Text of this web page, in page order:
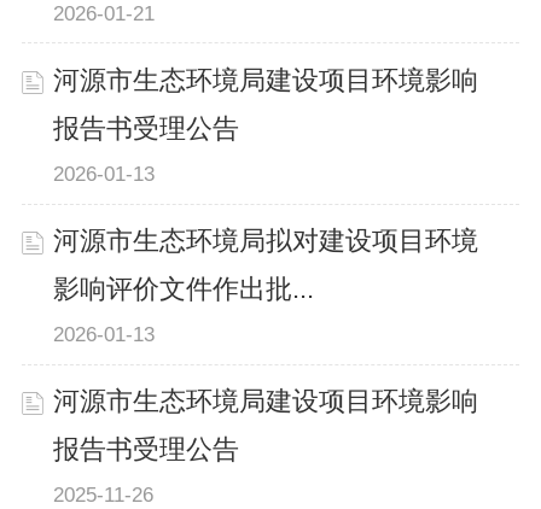
2026-01-21
河源市生态环境局建设项目环境影响
报告书受理公告
2026-01-13
河源市生态环境局拟对建设项目环境
影响评价文件作出批...
2026-01-13
河源市生态环境局建设项目环境影响
报告书受理公告
2025-11-26